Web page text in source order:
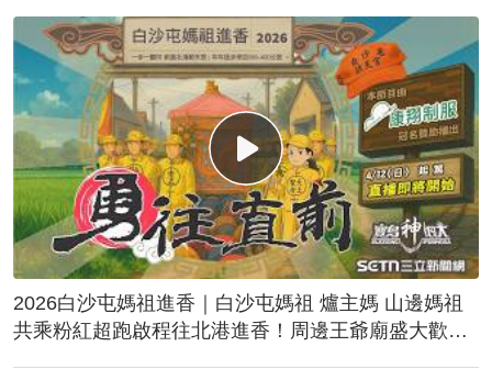
2026白沙屯媽祖進香｜白沙屯媽祖 爐主媽 山邊媽祖
共乘粉紅超跑啟程往北港進香！周邊王爺廟盛大歡